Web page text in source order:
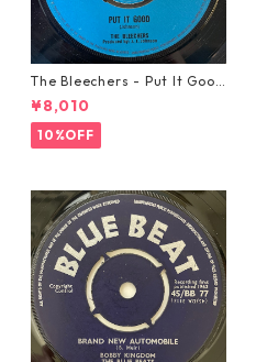
The Bleechers - Put It Good
【7-21637】
¥8,010
10%OFF